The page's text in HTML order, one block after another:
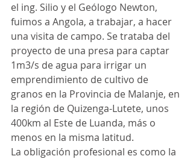
el ing. Silio y el Geólogo Newton,
fuimos a Angola, a trabajar, a hacer
una visita de campo. Se trataba del
proyecto de una presa para captar
1m3/s de agua para irrigar un
emprendimiento de cultivo de
granos en la Provincia de Malanje, en
la región de Quizenga-Lutete, unos
400km al Este de Luanda, más o
menos en la misma latitud.
La obligación profesional es como la